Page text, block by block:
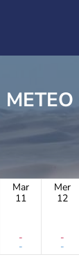
Mar
11
-
-
Mer
12
-
-